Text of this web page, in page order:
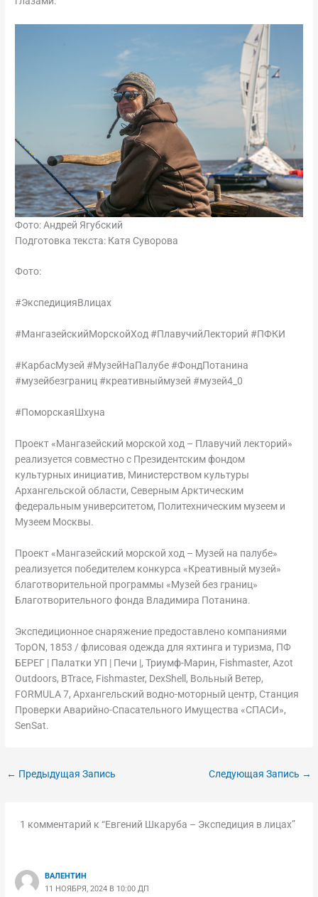
Фото: Андрей Ягубский
Подготовка текста: Катя Суворова
Фото:
#ЭкспедицияВлицах
#МангазейскийМорскойХод #ПлавучийЛекторий #ПФКИ
#КарбасМузей #МузейНаПалубе #ФондПотанина
#музейбезграниц #креативныймузей #музей4_0
#ПоморскаяШхуна
Проект «Мангазейский морской ход – Плавучий лекторий»
реализуется совместно с Президентским фондом
культурных инициатив, Министерством культуры
Архангельской области, Северным Арктическим
федеральным университетом, Политехническим музеем и
Музеем Москвы.
Проект «Мангазейский морской ход – Музей на палубе»
реализуется победителем конкурса «Креативный музей»
благотворительной программы «Музей без границ»
Благотворительного фонда Владимира Потанина.
Экспедиционное снаряжение предоставлено компаниями
TopON, 1853 / флисовая одежда для яхтинга и туризма, ПФ
БЕРЕГ | Палатки УП | Печи |, Триумф-Марин, Fishmaster, Azot
Outdoors, BTrace, Fishmaster, DexShell, Вольный Ветер,
FORMULA 7, Архангельский водно-моторный центр, Станция
Проверки Аварийно-Спасательного Имущества «СПАСИ»,
SenSat.
← Предыдущая Запись Следующая Запись →
1 комментарий к “Евгений Шкаруба – Экспедиция в лицах”
ВАЛЕНТИН
11 НОЯБРЯ, 2024 В 10:00 ДП